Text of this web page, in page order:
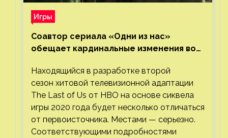
Игры
Соавтор сериала «Одни из нас»
обещает кардинальные изменения во
Находящийся в разработке второй
сезон хитовой телевизионной адаптации
The Last of Us от HBO на основе сиквела
игры 2020 года будет несколько отличаться
от первоисточника. Местами — серьезно.
Соответствующими подробностями